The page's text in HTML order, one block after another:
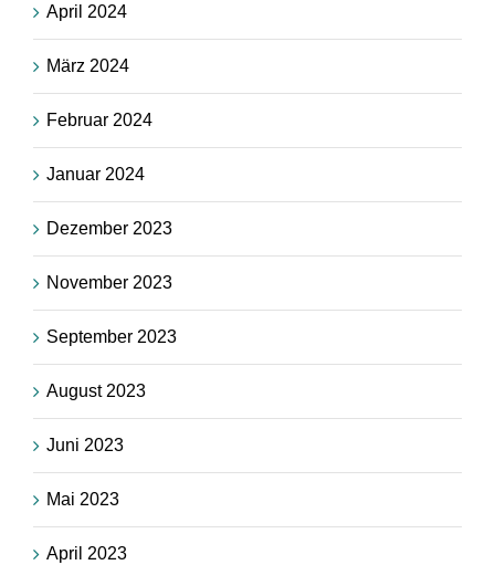
April 2024
März 2024
Februar 2024
Januar 2024
Dezember 2023
November 2023
September 2023
August 2023
Juni 2023
Mai 2023
April 2023